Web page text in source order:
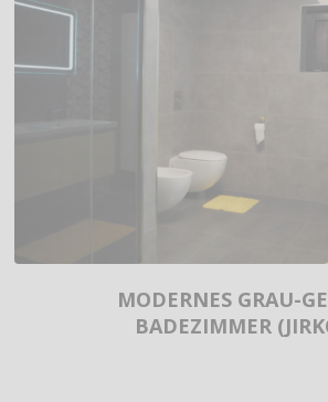
MODERNES GRAU-
BADEZIMMER